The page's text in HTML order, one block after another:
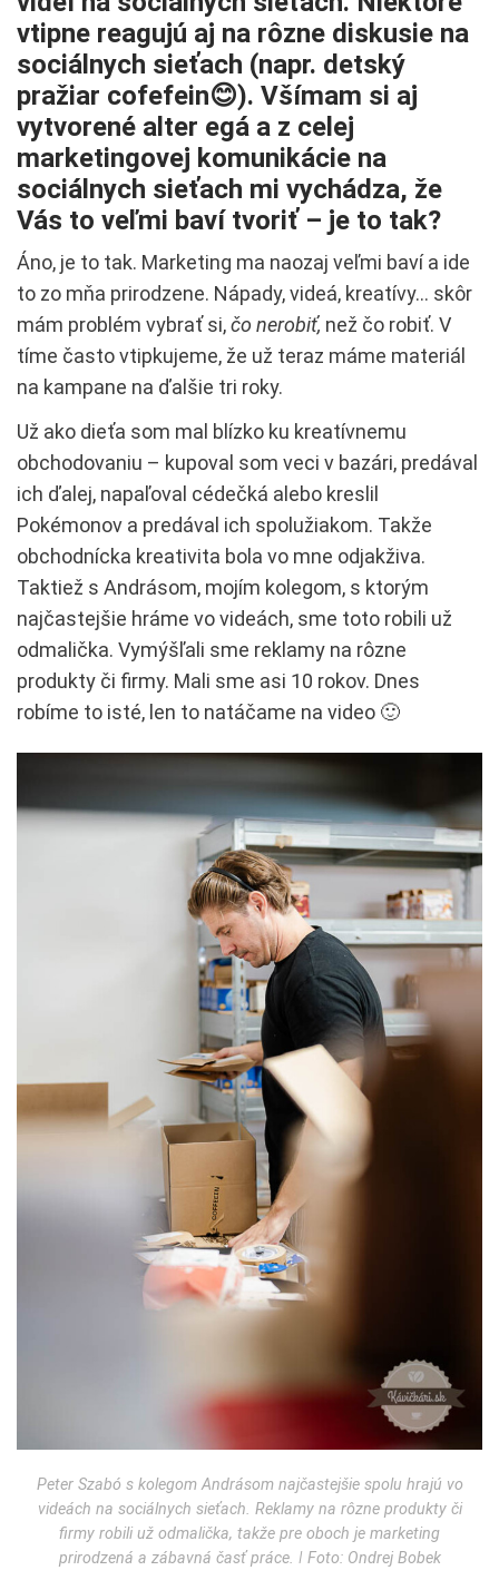
vtipne reagujú aj na rôzne diskusie na
sociálnych sieťach (napr. detský
pražiar cofefein😊). Všímam si aj
vytvorené alter egá a z celej
marketingovej komunikácie na
sociálnych sieťach mi vychádza, že
Vás to veľmi baví tvoriť – je to tak?
Áno, je to tak. Marketing ma naozaj veľmi baví a ide
to zo mňa prirodzene. Nápady, videá, kreatívy… skôr
mám problém vybrať si,čo nerobiť, než čo robiť. V
tíme často vtipkujeme, že už teraz máme materiál
na kampane na ďalšie tri roky.
Už ako dieťa som mal blízko ku kreatívnemu
obchodovaniu – kupoval som veci v bazári, predával
ich ďalej, napaľoval cédečká alebo kreslil
Pokémonov a predával ich spolužiakom. Takže
obchodnícka kreativita bola vo mne odjakživa.
Taktiež s Andrásom, mojím kolegom, s ktorým
najčastejšie hráme vo videách, sme toto robili už
odmalička. Vymýšľali sme reklamy na rôzne
produkty či firmy. Mali sme asi 10 rokov. Dnes
robíme to isté, len to natáčame na video 🙂
Peter Szabó s kolegom Andrásom najčastejšie spolu hrajú vo
videách na sociálnych sieťach. Reklamy na rôzne produkty či
firmy robili už odmalička, takže pre oboch je marketing
prirodzená a zábavná časť práce. ǀ Foto: Ondrej Bobek